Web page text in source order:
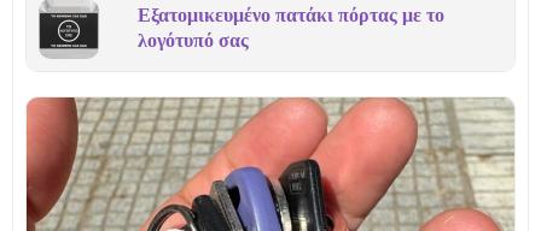
Εξατομικευμένο πατάκι πόρτας με το
λογότυπό σας